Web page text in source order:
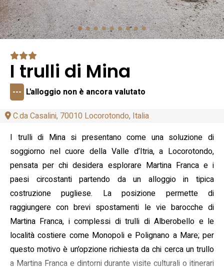
I trulli di Mina
--- L'alloggio non è ancora valutato
C.da Casalini, 70010 Locorotondo, Italia
I trulli di Mina si presentano come una soluzione di
soggiorno nel cuore della Valle d’Itria, a Locorotondo,
pensata per chi desidera esplorare Martina Franca e i
paesi circostanti partendo da un alloggio in tipica
costruzione pugliese. La posizione permette di
raggiungere con brevi spostamenti le vie barocche di
Martina Franca, i complessi di trulli di Alberobello e le
località costiere come Monopoli e Polignano a Mare; per
questo motivo è un’opzione richiesta da chi cerca un trullo
a Martina Franca e dintorni durante visite culturali o itinerari